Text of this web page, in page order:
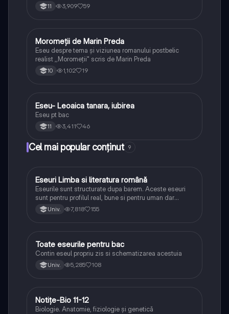
11 3,909 59
Limba și literatura română
Moromeții de Marin Preda
Eseu despre tema și viziunea romanului postbelic
realist ,,Moromeții" scris de Marin Preda
10 1,102 19
Limba și literatura română
Eseu- Leoaica tanara, iubirea
Eseu pt bac
11 3,411 46
Cel mai popular conținut 9
Limba și literatura română
Eseuri Limba si literatura română
Eseurile sunt structurate dupa barem. Aceste eseuri
sunt pentru profilul real, bune si pentru uman dar
lipsesc relatiile dintre personaje si caracrerizarile.
Univ. 7,818 155
Limba și literatura română
Toate eseurile pentru bac
Contin eseul propriu zis si schematizarea acestuia
Univ. 5,285 108
Biologie
Notițe-Bio 11-12
Biologie. Anatomie, fiziologie și genetică